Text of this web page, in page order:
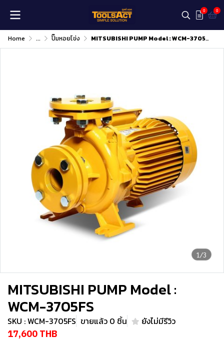
0 0
Home ... ปั๊มหอยโข่ง MITSUBISHI PUMP Model : WCM-3705FS
1/3
MITSUBISHI PUMP Model :
WCM-3705FS
SKU : WCM-3705FS ขายแล้ว 0 ชิ้น ยังไม่มีรีวิว
17,600 THB